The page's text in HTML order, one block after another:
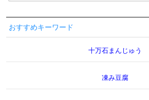
おすすめキーワード
十万石まんじゅう
凍み豆腐